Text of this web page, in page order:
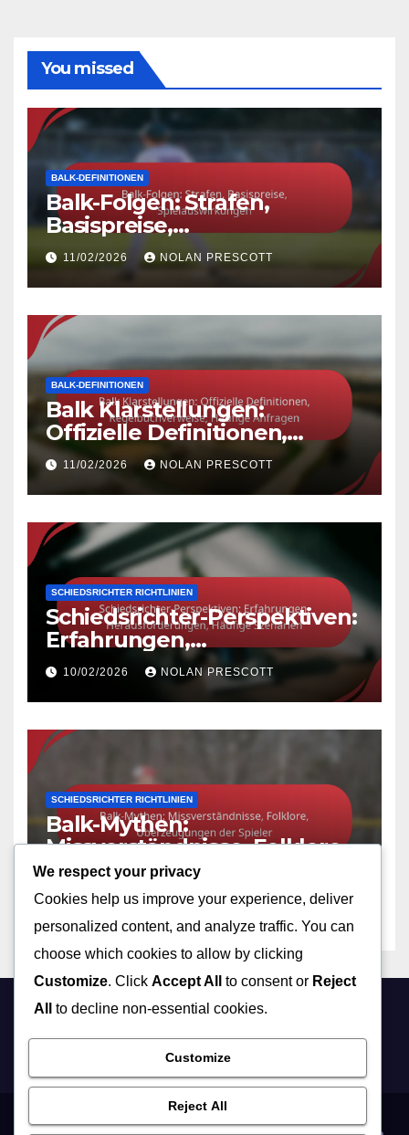
You missed
BALK-DEFINITIONEN
Balk-Folgen: Strafen,
Basispreise,
Spielauswirkungen
11/02/2026 NOLAN PRESCOTT
BALK-DEFINITIONEN
Balk Klarstellungen:
Offizielle Definitionen,
Regelbuchverweise, Häufige
Anfragen
11/02/2026 NOLAN PRESCOTT
SCHIEDSRICHTER RICHTLINIEN
Schiedsrichter-Perspektiven:
Erfahrungen,
Herausforderungen, Häufige
Szenarien
10/02/2026 NOLAN PRESCOTT
SCHIEDSRICHTER RICHTLINIEN
Balk-Mythen:
Missverständnisse, Folklore,
Überzeugungen der Spieler
05/02/2026 NOLAN PRESCOTT
amreins.ch
We respect your privacy
Cookies help us improve your experience, deliver
personalized content, and analyze traffic. You can
choose which cookies to allow by clicking
Customize. Click Accept All to consent or Reject
All
to decline non-essential cookies.
Customize
Reject All